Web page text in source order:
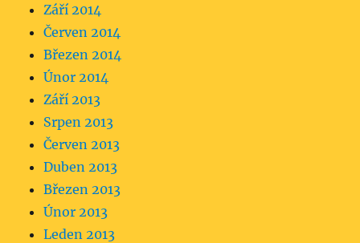
Září 2014
Červen 2014
Březen 2014
Únor 2014
Září 2013
Srpen 2013
Červen 2013
Duben 2013
Březen 2013
Únor 2013
Leden 2013